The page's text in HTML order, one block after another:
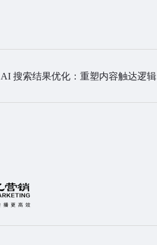
AI 搜索结果优化：重塑内容触达逻辑